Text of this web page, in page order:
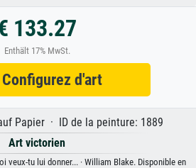
133.27
Enthält 17% MwSt.
Configurez d'art
Papier · ID de la peinture: 1889
Art victorien
veux-tu lui donner... · William Blake. Disponible en